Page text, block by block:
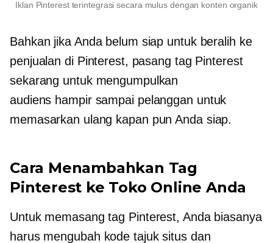
Iklan Pinterest terintegrasi secara mulus dengan konten organik
Bahkan jika Anda belum siap untuk beralih ke
penjualan di Pinterest, pasang tag Pinterest
sekarang untuk mengumpulkan
audiens hampir sampaipelanggan untuk
memasarkan ulang kapan pun Anda siap.
Cara Menambahkan Tag
Pinterest ke Toko Online Anda
Untuk memasang tag Pinterest, Anda biasanya
harus mengubah kode tajuk situs dan